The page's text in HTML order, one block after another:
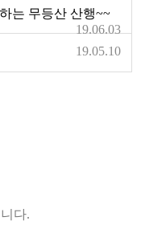
는 무등산 산행~~
19.06.03
19.05.10
다.